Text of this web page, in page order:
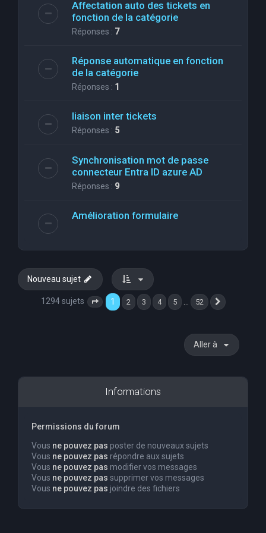
Affectation auto des tickets en
fonction de la catégorie
Réponses : 7
Réponse automatique en fonction
de la catégorie
Réponses : 1
liaison inter tickets
Réponses : 5
Synchronisation mot de passe
connecteur Entra ID azure AD
Réponses : 9
Amélioration formulaire
Nouveau sujet
1294 sujets Page 1 sur 52
1 2 3 4 5 52
Aller à
Informations
Permissions du forum
Vous ne pouvez pas poster de nouveaux sujets
Vous ne pouvez pas répondre aux sujets
Vous ne pouvez pas modifier vos messages
Vous ne pouvez pas supprimer vos messages
Vous ne pouvez pas joindre des fichiers